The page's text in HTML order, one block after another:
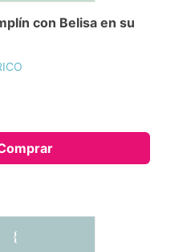
con Belisa en su